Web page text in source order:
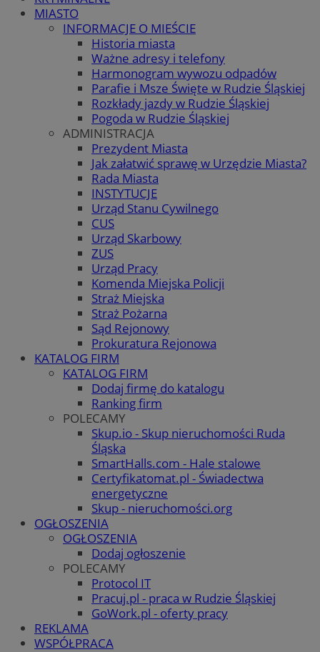
MIASTO
INFORMACJE O MIEŚCIE
Historia miasta
Ważne adresy i telefony
Harmonogram wywozu odpadów
Parafie i Msze Święte w Rudzie Śląskiej
Rozkłady jazdy w Rudzie Śląskiej
Pogoda w Rudzie Śląskiej
ADMINISTRACJA
Prezydent Miasta
Jak załatwić sprawę w Urzędzie Miasta?
Rada Miasta
INSTYTUCJE
Urząd Stanu Cywilnego
CUS
Urząd Skarbowy
ZUS
Urząd Pracy
Komenda Miejska Policji
Straż Miejska
Straż Pożarna
Sąd Rejonowy
Prokuratura Rejonowa
KATALOG FIRM
KATALOG FIRM
Dodaj firmę do katalogu
Ranking firm
POLECAMY
Skup.io - Skup nieruchomości Ruda
Śląska
SmartHalls.com - Hale stalowe
Certyfikatomat.pl - Świadectwa
energetyczne
Skup - nieruchomości.org
OGŁOSZENIA
OGŁOSZENIA
Dodaj ogłoszenie
POLECAMY
Protocol IT
Pracuj.pl - praca w Rudzie Śląskiej
GoWork.pl - oferty pracy
REKLAMA
WSPÓŁPRACA